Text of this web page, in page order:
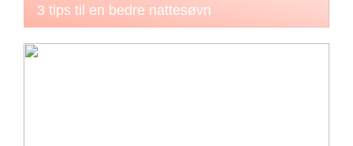
3 tips til en bedre nattesøvn